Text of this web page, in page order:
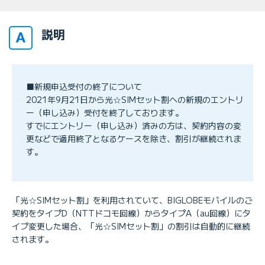
説明
■新規申込受付の終了について
2021年9月21日から光☆SIMセット割への新規のエントリ
ー（申し込み）受付を終了しております。
すでにエントリー（申し込み）済みの方は、契約内容の変
更などで適用終了となるケースを除き、割引が継続されま
す。
「光☆SIMセット割」を利用されていて、BIGLOBEモバイルのご
契約をタイプD（NTTドコモ回線）からタイプA（au回線）にタ
イプ変更した場合、「光☆SIMセット割」の割引は自動的に継続
されます。